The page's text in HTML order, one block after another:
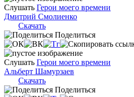
Слушать Герои моего времени
Дмитрий Смолиенко
Скачать
Поделиться
Слушать Герои моего времени
Альберт Шамурзаев
Скачать
Поделиться